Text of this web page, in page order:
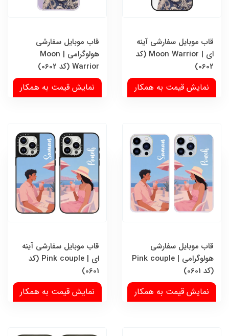
قاب موبایل سفارشی آینه
ای | Moon Warrior (کد
0602)
نمایش قیمت به همکار
قاب موبایل سفارشی
هولوگرامی | Moon
Warrior (کد 0602)
نمایش قیمت به همکار
قاب موبایل سفارشی
هولوگرامی | Pink couple
(کد 0601)
نمایش قیمت به همکار
قاب موبایل سفارشی آینه
ای | Pink couple (کد
0601)
نمایش قیمت به همکار